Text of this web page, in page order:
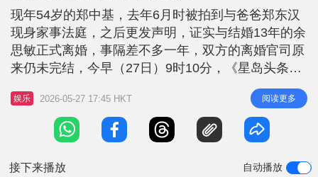
n
n
c
t
r
现年54岁的郑中基，去年6月时被拍到与爸爸郑东汉
现身家事法庭，之后更发声明，证实与结婚13年的余
思敏正式离婚，事隔差不多一年，双方的离婚官司原
来仍未完结，今早（27日）9时10分，《星岛头条》
独家直击到郑中基与爸爸郑东汉乘坐七人车，再次现
身湾仔家事法庭。 郑中基神情显得相当凝重现身家
事法庭 剪短了头发兼身穿西装Look的郑中基率先落
车，神情显得相当凝重，他与紧随其后的父亲郑东汉
娱乐 2026-05-27 17:45 HKT 阅读更多
接下来播放 自动播放